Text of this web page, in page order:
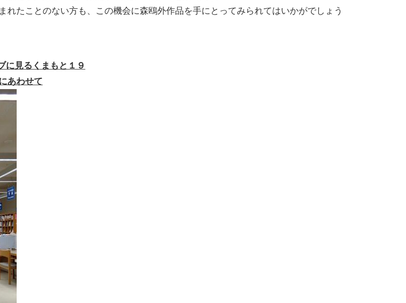
れたことのない方も、この機会に森鴎外作品を手にとってみられてはいかがでしょう
に見るくまもと１９
あわせて